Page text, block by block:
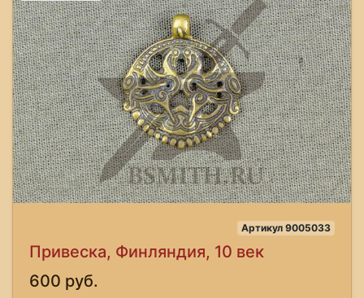
Артикул 9005033
Привеска, Финляндия, 10 век
600 руб.